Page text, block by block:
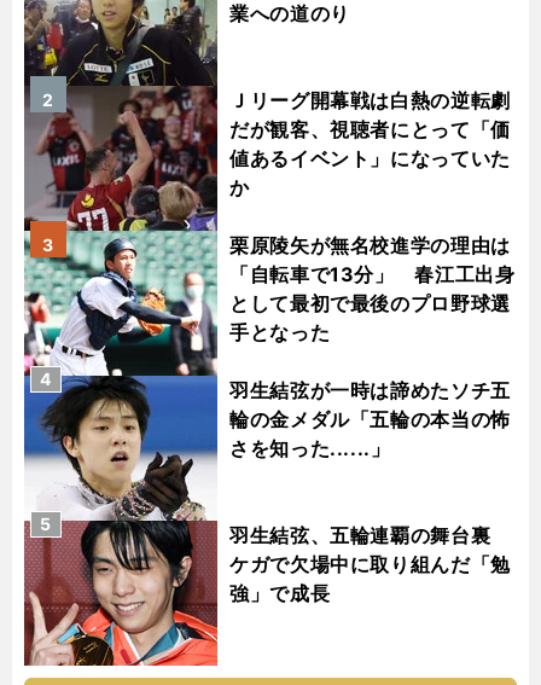
業への道のり
Ｊリーグ開幕戦は白熱の逆転劇
だが観客、視聴者にとって「価
値あるイベント」になっていた
か
2
栗原陵矢が無名校進学の理由は
「自転車で13分」 春江工出身
として最初で最後のプロ野球選
手となった
3
羽生結弦が一時は諦めたソチ五
輪の金メダル「五輪の本当の怖
さを知った......」
4
羽生結弦、五輪連覇の舞台裏
ケガで欠場中に取り組んだ「勉
強」で成長
5